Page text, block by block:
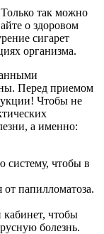
так можно
о здоровом
сигарет
организма.
Перед приемом
Чтобы не
а именно:
систему, чтобы в
папилломатоза.
кабинет, чтобы
болезнь.